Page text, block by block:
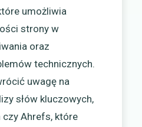
umożliwia
strony w
oraz
technicznych.
uwagę na
słów kluczowych,
czy Ahrefs, które